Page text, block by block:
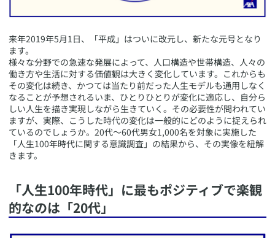
​来年2019年5月1日、「平成」はついに改元し、新たな元号となり
ます。
様々な分野での急速な発展によって、人口構造や世帯構造、人々の
働き方や生活に対する価値観は大きく変化しています。これからも
その変化は続き、かつては当たり前だった人生モデルも通用しなく
なることが予想されるいま、ひとりひとりが変化に適応し、自分ら
しい人生を描き実現しながら生きていく。その必要性が問われてい
ますが、実際、こうした時代の変化は一般的にどのように捉えられ
ているのでしょうか。20代〜60代男女1,000名を対象に実施した
「人生100年時代に関する意識調査」の結果から、その実像を紐解
きます。
​「人生100年時代」に最もポジティブで楽観
的なのは「20代」